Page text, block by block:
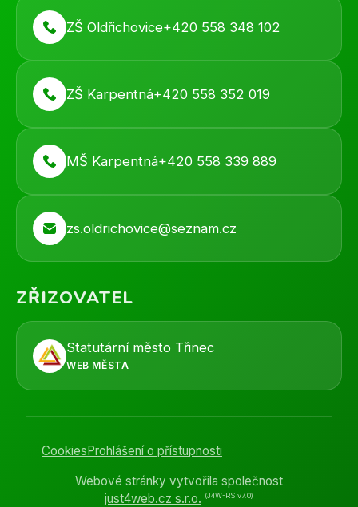
ZŠ Oldřichovice+420 558 348 102
ZŠ Karpentná+420 558 352 019
MŠ Karpentná+420 558 339 889
zs.oldrichovice@seznam.cz
ZŘIZOVATEL
Statutární město Třinec
WEB MĚSTA
CookiesProhlášení o přístupnosti
Webové stránky vytvořila společnost
just4web.cz s.r.o. (J4W-RS v7.0)